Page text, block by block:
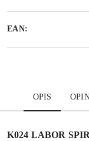
EAN:
OPIS
K024 LABOR